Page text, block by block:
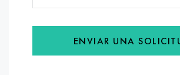
ENVIAR UNA